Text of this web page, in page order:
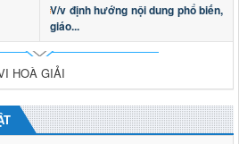
V/v định hướng nội dung phổ biến,
giáo...
HOÀ GIẢI